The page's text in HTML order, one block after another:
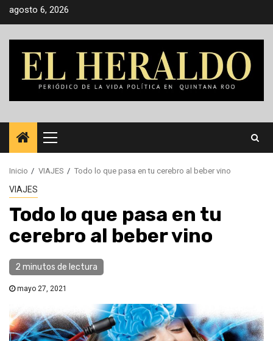
Saltar
agosto 6, 2026
Menú
principal
Inicio VIAJES Todo lo que pasa en tu cerebro al beber vino
VIAJES
Todo lo que pasa en tu
cerebro al beber vino
2 minutos de lectura
mayo 27, 2021